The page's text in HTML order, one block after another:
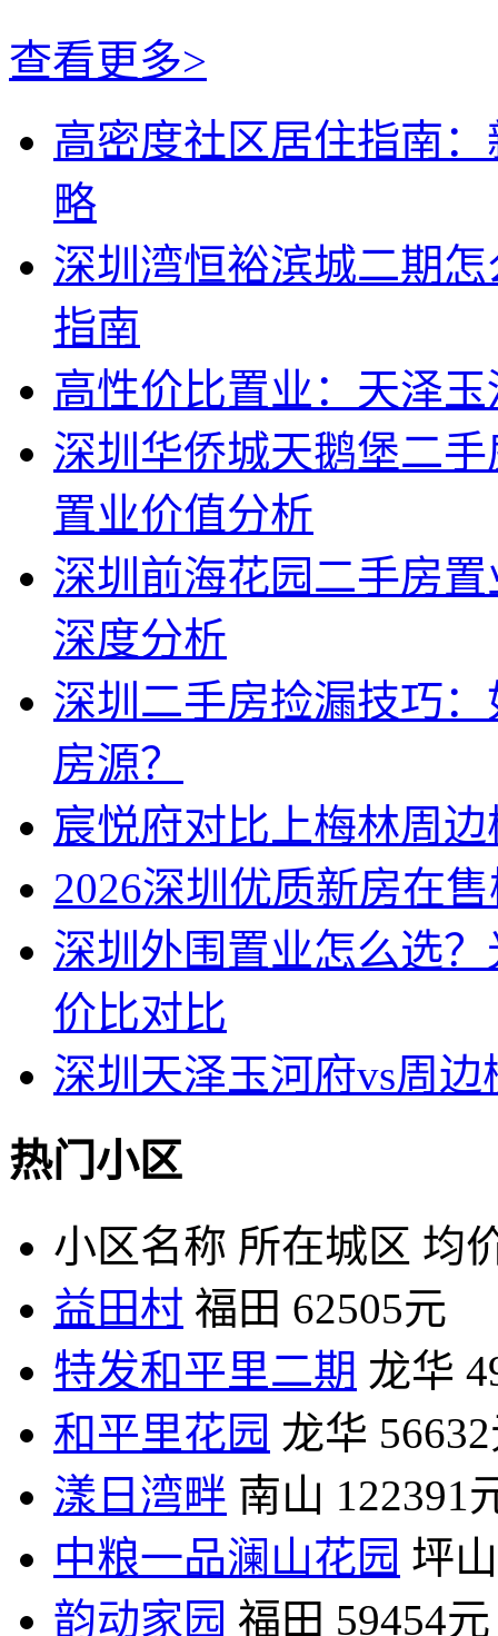
查看更多>
高密度社区居住指南
略
深圳湾恒裕滨城二期
指南
高性价比置业：天泽
深圳华侨城天鹅堡二
置业价值分析
深圳前海花园二手房
深度分析
深圳二手房捡漏技巧
房源？
宸悦府对比上梅林周
2026深圳优质新房在
深圳外围置业怎么选
价比对比
深圳天泽玉河府vs周
热门小区
小区名称 所在城区 均
益田村 福田 62505元
特发和平里二期 龙华
和平里花园 龙华
漾日湾畔 南山 122391
中粮一品澜山花园 坪山
韵动家园 福田 59454元